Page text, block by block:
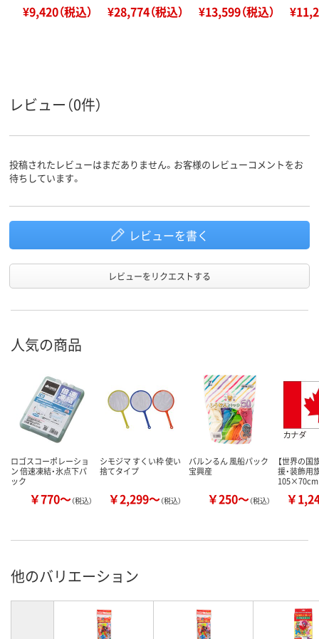
¥9,420（税込） ¥28,774（税込） ¥13,599（税込）
レビュー（0件）
投稿されたレビューはまだありません。お客様のレビューコメントをお
待ちしています。
レビューを書く
レビューをリクエストする
人気の商品
ロゴスコーポレーショ
ン 倍速凍結・氷点下パ
ック
￥770～（税込）
シモジマ すくい枠 使い
捨てタイプ
￥2,299～（税込）
バルンるん 風船パック
宝興産
￥250～（税込）
【世界の国
援・装飾用
105×70cm
￥
他のバリエーション